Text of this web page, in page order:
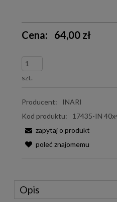
Cena nie zawiera
Cena: 64,00 zł
szt.
Producent:
INARI
Kod produktu:
17435-IN
zapytaj o produkt
poleć znajomemu
Opis